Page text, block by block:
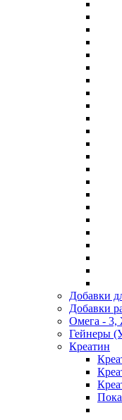
Добавки
Добавки
Омега - 3,
Гейнеры
Креатин